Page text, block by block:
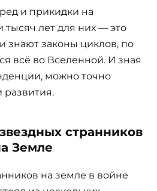
и прикидки на
лет для них — это
знают законы циклов, по
всё во Вселенной. И зная
можно точно
развития.
странников
Земле
на земле в войне